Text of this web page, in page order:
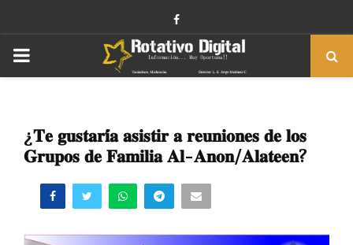
Facebook
PRIMARY
¿𝐓𝐞 𝐠𝐮𝐬𝐭𝐚𝐫𝐢́𝐚 𝐚𝐬𝐢𝐬𝐭𝐢𝐫 𝐚 𝐫𝐞𝐮𝐧𝐢𝐨𝐧𝐞𝐬 𝐝𝐞 𝐥𝐨𝐬
𝐆𝐫𝐮𝐩𝐨𝐬 𝐝𝐞 𝐅𝐚𝐦𝐢𝐥𝐢𝐚 𝐀𝐥-𝐀𝐧𝐨𝐧/𝐀𝐥𝐚𝐭𝐞𝐞𝐧?